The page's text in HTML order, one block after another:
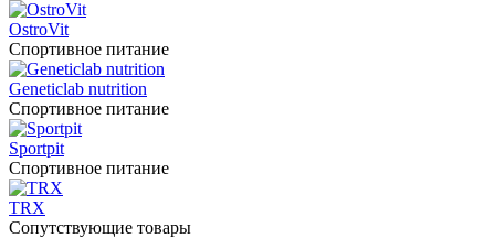
OstroVit
Спортивное питание
Geneticlab nutrition
Спортивное питание
Sportpit
Спортивное питание
TRX
Сопутствующие товары